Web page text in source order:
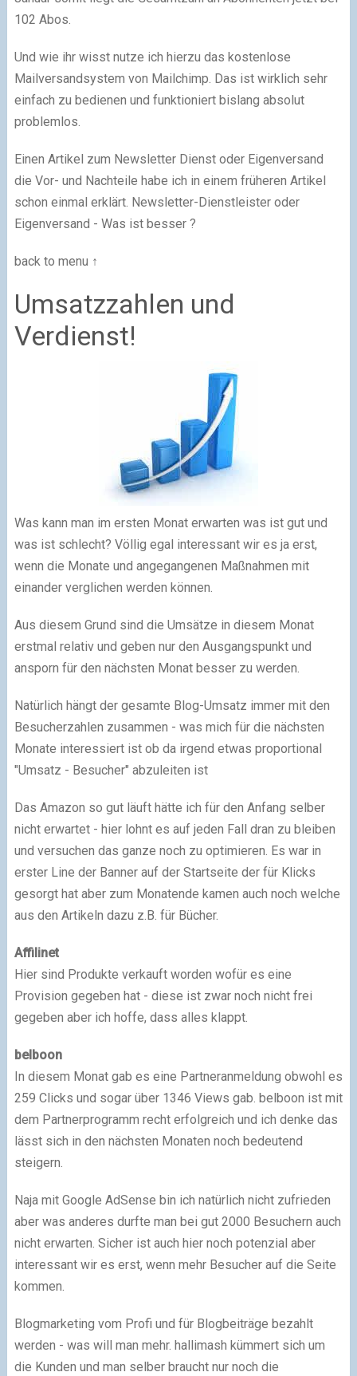
102 Abos.
Und wie ihr wisst nutze ich hierzu das kostenlose
Mailversandsystem von Mailchimp. Das ist wirklich sehr
einfach zu bedienen und funktioniert bislang absolut
problemlos.
Einen Artikel zum Newsletter Dienst oder Eigenversand
die Vor- und Nachteile habe ich in einem früheren Artikel
schon einmal erklärt. Newsletter-Dienstleister oder
Eigenversand - Was ist besser ?
back to menu ↑
Umsatzzahlen und
Verdienst!
Was kann man im ersten Monat erwarten was ist gut und
was ist schlecht? Völlig egal interessant wir es ja erst,
wenn die Monate und angegangenen Maßnahmen mit
einander verglichen werden können.
Aus diesem Grund sind die Umsätze in diesem Monat
erstmal relativ und geben nur den Ausgangspunkt und
ansporn für den nächsten Monat besser zu werden.
Natürlich hängt der gesamte Blog-Umsatz immer mit den
Besucherzahlen zusammen - was mich für die nächsten
Monate interessiert ist ob da irgend etwas proportional
"Umsatz - Besucher" abzuleiten ist
Das Amazon so gut läuft hätte ich für den Anfang selber
nicht erwartet - hier lohnt es auf jeden Fall dran zu bleiben
und versuchen das ganze noch zu optimieren. Es war in
erster Line der Banner auf der Startseite der für Klicks
gesorgt hat aber zum Monatende kamen auch noch welche
aus den Artikeln dazu z.B. für Bücher.
Affilinet
Hier sind Produkte verkauft worden wofür es eine
Provision gegeben hat - diese ist zwar noch nicht frei
gegeben aber ich hoffe, dass alles klappt.
belboon
In diesem Monat gab es eine Partneranmeldung obwohl es
259 Clicks und sogar über 1346 Views gab. belboon ist mit
dem Partnerprogramm recht erfolgreich und ich denke das
lässt sich in den nächsten Monaten noch bedeutend
steigern.
Naja mit Google AdSense bin ich natürlich nicht zufrieden
aber was anderes durfte man bei gut 2000 Besuchern auch
nicht erwarten. Sicher ist auch hier noch potenzial aber
interessant wir es erst, wenn mehr Besucher auf die Seite
kommen.
Blogmarketing vom Profi und für Blogbeiträge bezahlt
werden - was will man mehr. hallimash kümmert sich um
die Kunden und man selber braucht nur noch die